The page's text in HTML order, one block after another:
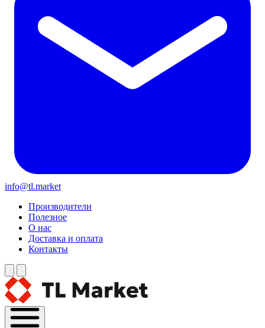
info@tl.market
Производители
Полезное
О нас
Доставка и оплата
Контакты